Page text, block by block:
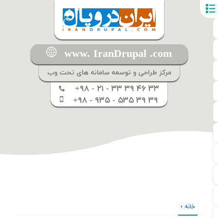
www. IranDrupal .com
مرکز طراحی و توسعه سامانه های تحت وب
+۹۸ - ۲۱ - ۳۳ ۳۹ ۴۶ ۳۳
+۹۸ - ۹۳۵ - ۵۳۵ ۳۹ ۳۹
شما اینجا هستید
خانه ›